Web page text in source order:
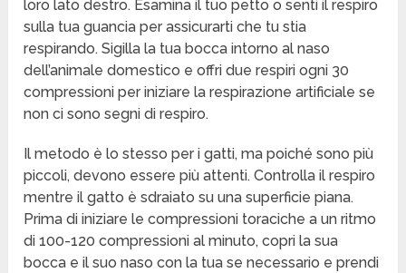
loro lato destro. Esamina il tuo petto o senti il respiro
sulla tua guancia per assicurarti che tu stia
respirando. Sigilla la tua bocca intorno al naso
dell’animale domestico e offri due respiri ogni 30
compressioni per iniziare la respirazione artificiale se
non ci sono segni di respiro.
Il metodo è lo stesso per i gatti, ma poiché sono più
piccoli, devono essere più attenti. Controlla il respiro
mentre il gatto è sdraiato su una superficie piana.
Prima di iniziare le compressioni toraciche a un ritmo
di 100-120 compressioni al minuto, copri la sua
bocca e il suo naso con la tua se necessario e prendi